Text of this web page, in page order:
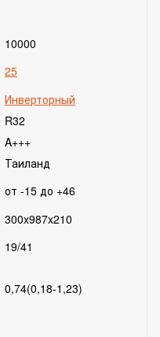
10000
25
Инверторный
R32
A+++
Таиланд
от -15 до +46
300x987x210
19/41
0,74(0,18-1,23)